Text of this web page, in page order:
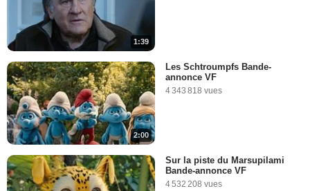
1:39
2:00
Les Schtroumpfs Bande-
annonce VF
4 343 818 vues
Sur la piste du Marsupilami
Bande-annonce VF
4 532 208 vues